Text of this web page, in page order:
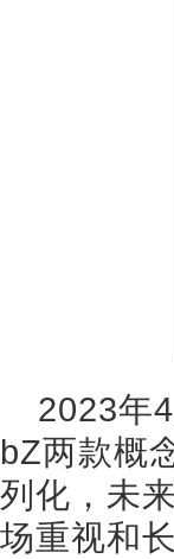
2023年
bZ两款概
列化，未
场重视和